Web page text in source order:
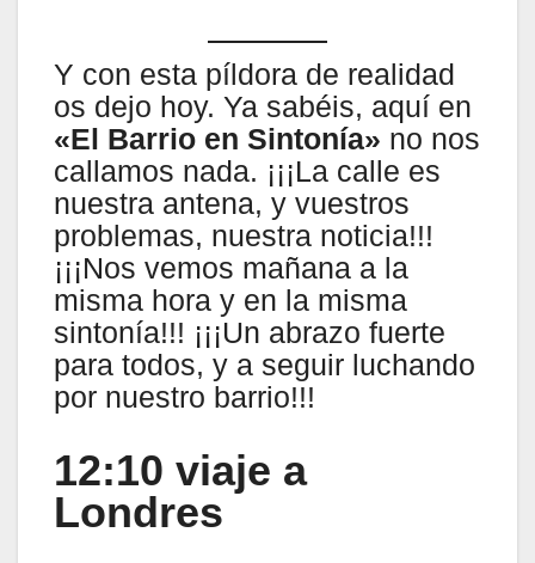
Y con esta píldora de realidad
os dejo hoy. Ya sabéis, aquí en
«El Barrio en Sintonía» no nos
callamos nada. ¡¡¡La calle es
nuestra antena, y vuestros
problemas, nuestra noticia!!!
¡¡¡Nos vemos mañana a la
misma hora y en la misma
sintonía!!! ¡¡¡Un abrazo fuerte
para todos, y a seguir luchando
por nuestro barrio!!!
12:10 viaje a
Londres